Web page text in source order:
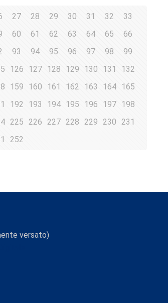
27 28 29 30 31 32
33
60 61 62 63 64 65
66
93 94 95 96 97 98
99
126 127 128 129 130 131
132
159 160 161 162 163 164
165
192 193 194 195 196 197
198
225 226 227 228 229 230
231
252
versato)